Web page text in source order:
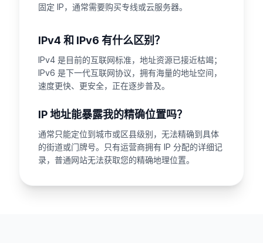
固定 IP，通常需要购买专线或云服务器。
IPv4 和 IPv6 有什么区别？
IPv4 是目前的互联网标准，地址资源已接近枯竭；
IPv6 是下一代互联网协议，拥有海量的地址空间，
速度更快、更安全，正在逐步普及。
IP 地址能暴露我的精确位置吗？
通常只能定位到城市或区县级别，无法精确到具体
的街道或门牌号。只有运营商拥有 IP 分配的详细记
录，普通网站无法获取您的精确地理位置。